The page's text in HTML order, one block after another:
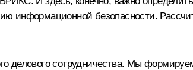
информационной безопасности.
делового сотрудничества. Мы